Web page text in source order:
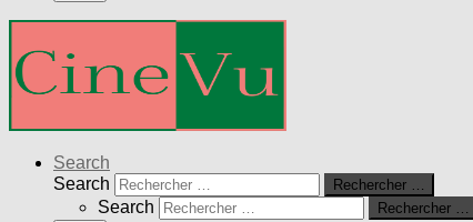
Search
Search
Rechercher …
Search
Rechercher …